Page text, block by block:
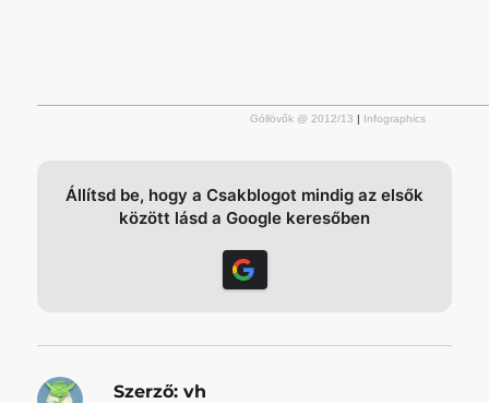
Góllövők @ 2012/13 | Infographics
Állítsd be, hogy a Csakblogot mindig az elsők
között lásd a Google keresőben
Szerző: vh